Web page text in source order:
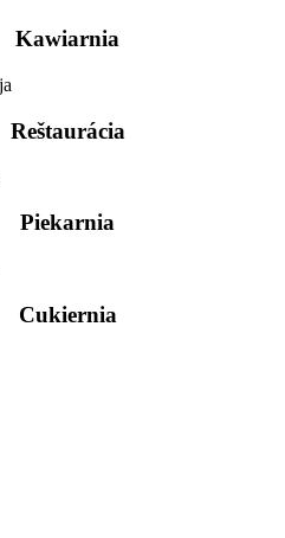
Kawiarnia
Reštaurácia
Piekarnia
Cukiernia